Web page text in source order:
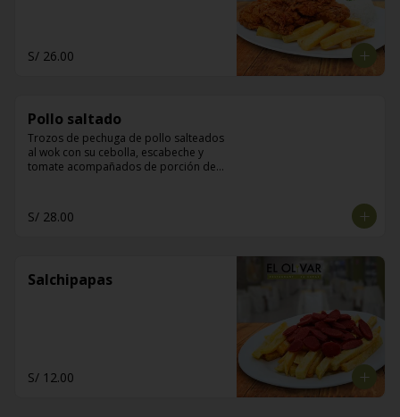
S/ 26.00
Pollo saltado
Trozos de pechuga de pollo salteados
al wok con su cebolla, escabeche y
tomate acompañados de porción de
S/ 28.00
Salchipapas
S/ 12.00